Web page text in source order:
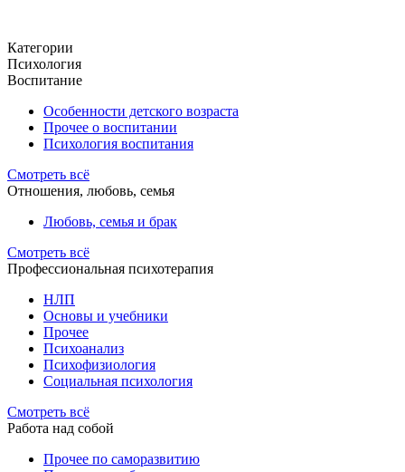
Категории
Психология
Воспитание
Особенности детского возраста
Прочее о воспитании
Психология воспитания
Смотреть всё
Отношения, любовь, семья
Любовь, семья и брак
Смотреть всё
Профессиональная психотерапия
НЛП
Основы и учебники
Прочее
Психоанализ
Психофизиология
Социальная психология
Смотреть всё
Работа над собой
Прочее по саморазвитию